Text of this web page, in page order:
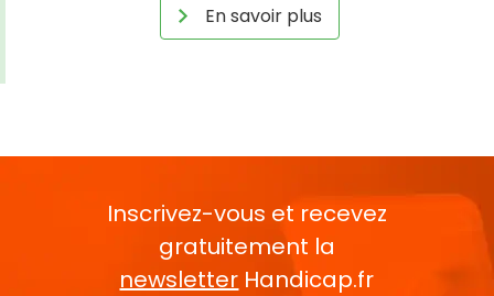
En savoir plus
Inscrivez-vous et recevez
gratuitement la
newsletter Handicap.fr